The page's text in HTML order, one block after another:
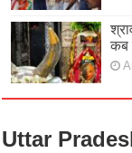
कब
Uttar